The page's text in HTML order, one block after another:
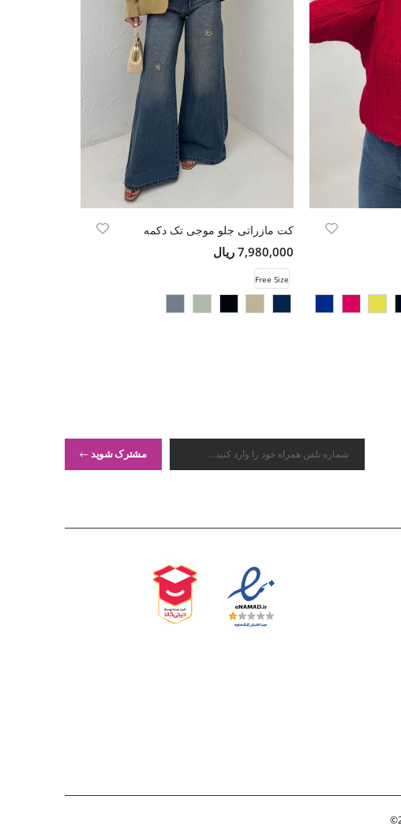
کت مازراتی جلو موجی تک دکمه
7,980,000 ریال
Free Size
مشترک شوید